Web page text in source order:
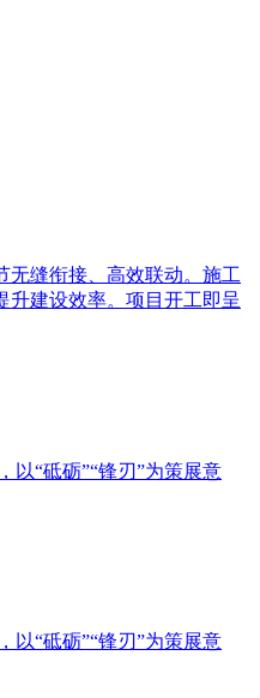
无缝衔接、高效联动。施工
升建设效率。项目开工即呈
以“砥砺”“锋刃”为策展意
以“砥砺”“锋刃”为策展意